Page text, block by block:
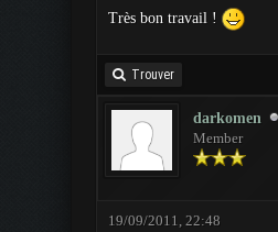
Très bon travail !
Trouver
darkomen
Member
19/09/2011, 22:48